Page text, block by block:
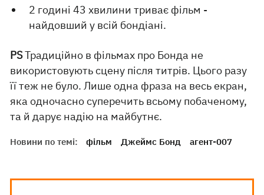
2 годині 43 хвилини триває фільм -
найдовший у всій бондіані.
PSТрадиційно в фільмах про Бонда не
використовують сцену після титрів. Цього разу
її теж не було. Лише одна фраза на весь екран,
яка одночасно суперечить всьому побаченому,
та й дарує надію на майбутнє.
Новини по темі: фільм Джеймс Бонд агент-007